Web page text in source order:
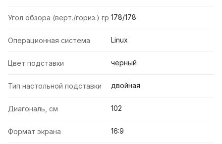
Угол обзора (верт./гориз.) гр 178/178
Операционная система Linux
Цвет подставки черный
Тип настольной подставки двойная
Диагональ, см 102
Формат экрана 16:9